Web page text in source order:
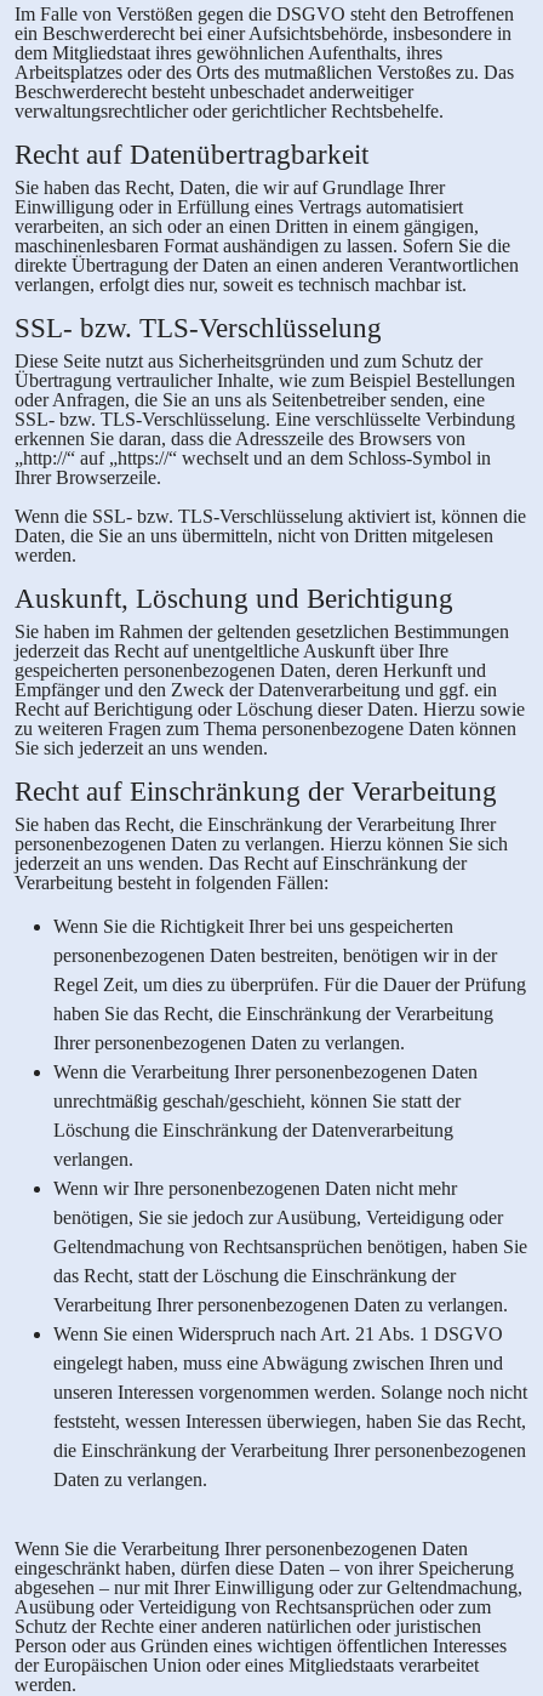
Im Falle von Verstößen gegen die DSGVO steht den Betroffenen
ein Beschwerderecht bei einer Aufsichtsbehörde, insbesondere in
dem Mitgliedstaat ihres gewöhnlichen Aufenthalts, ihres
Arbeitsplatzes oder des Orts des mutmaßlichen Verstoßes zu. Das
Beschwerderecht besteht unbeschadet anderweitiger
verwaltungsrechtlicher oder gerichtlicher Rechtsbehelfe.
Recht auf Daten­übertrag­barkeit
Sie haben das Recht, Daten, die wir auf Grundlage Ihrer
Einwilligung oder in Erfüllung eines Vertrags automatisiert
verarbeiten, an sich oder an einen Dritten in einem gängigen,
maschinenlesbaren Format aushändigen zu lassen. Sofern Sie die
direkte Übertragung der Daten an einen anderen Verantwortlichen
verlangen, erfolgt dies nur, soweit es technisch machbar ist.
SSL- bzw. TLS-Verschlüsselung
Diese Seite nutzt aus Sicherheitsgründen und zum Schutz der
Übertragung vertraulicher Inhalte, wie zum Beispiel Bestellungen
oder Anfragen, die Sie an uns als Seitenbetreiber senden, eine
SSL- bzw. TLS-Verschlüsselung. Eine verschlüsselte Verbindung
erkennen Sie daran, dass die Adresszeile des Browsers von
„http://“ auf „https://“ wechselt und an dem Schloss-Symbol in
Ihrer Browserzeile.
Wenn die SSL- bzw. TLS-Verschlüsselung aktiviert ist, können die
Daten, die Sie an uns übermitteln, nicht von Dritten mitgelesen
werden.
Auskunft, Löschung und Berichtigung
Sie haben im Rahmen der geltenden gesetzlichen Bestimmungen
jederzeit das Recht auf unentgeltliche Auskunft über Ihre
gespeicherten personenbezogenen Daten, deren Herkunft und
Empfänger und den Zweck der Datenverarbeitung und ggf. ein
Recht auf Berichtigung oder Löschung dieser Daten. Hierzu sowie
zu weiteren Fragen zum Thema personenbezogene Daten können
Sie sich jederzeit an uns wenden.
Recht auf Einschränkung der Verarbeitung
Sie haben das Recht, die Einschränkung der Verarbeitung Ihrer
personenbezogenen Daten zu verlangen. Hierzu können Sie sich
jederzeit an uns wenden. Das Recht auf Einschränkung der
Verarbeitung besteht in folgenden Fällen:
Wenn Sie die Richtigkeit Ihrer bei uns gespeicherten
personenbezogenen Daten bestreiten, benötigen wir in der
Regel Zeit, um dies zu überprüfen. Für die Dauer der Prüfung
haben Sie das Recht, die Einschränkung der Verarbeitung
Ihrer personenbezogenen Daten zu verlangen.
Wenn die Verarbeitung Ihrer personenbezogenen Daten
unrechtmäßig geschah/geschieht, können Sie statt der
Löschung die Einschränkung der Datenverarbeitung
verlangen.
Wenn wir Ihre personenbezogenen Daten nicht mehr
benötigen, Sie sie jedoch zur Ausübung, Verteidigung oder
Geltendmachung von Rechtsansprüchen benötigen, haben Sie
das Recht, statt der Löschung die Einschränkung der
Verarbeitung Ihrer personenbezogenen Daten zu verlangen.
Wenn Sie einen Widerspruch nach Art. 21 Abs. 1 DSGVO
eingelegt haben, muss eine Abwägung zwischen Ihren und
unseren Interessen vorgenommen werden. Solange noch nicht
feststeht, wessen Interessen überwiegen, haben Sie das Recht,
die Einschränkung der Verarbeitung Ihrer personenbezogenen
Daten zu verlangen.
Wenn Sie die Verarbeitung Ihrer personenbezogenen Daten
eingeschränkt haben, dürfen diese Daten – von ihrer Speicherung
abgesehen – nur mit Ihrer Einwilligung oder zur Geltendmachung,
Ausübung oder Verteidigung von Rechtsansprüchen oder zum
Schutz der Rechte einer anderen natürlichen oder juristischen
Person oder aus Gründen eines wichtigen öffentlichen Interesses
der Europäischen Union oder eines Mitgliedstaats verarbeitet
werden.